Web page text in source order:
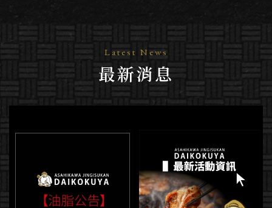
Latest News
最新消息